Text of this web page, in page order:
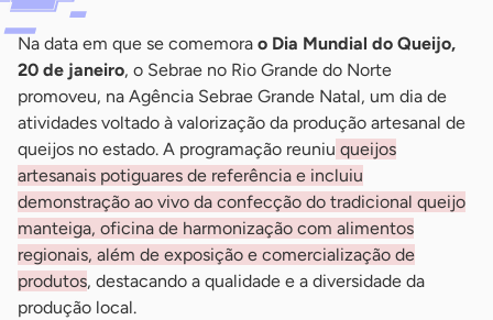
Na data em que se comemora o Dia Mundial do Queijo,
20 de janeiro, o Sebrae no Rio Grande do Norte
promoveu, na Agência Sebrae Grande Natal, um dia de
atividades voltado à valorização da produção artesanal de
queijos no estado. A programação reuniu queijos
artesanais potiguares de referência e incluiu
demonstração ao vivo da confecção do tradicional queijo
manteiga, oficina de harmonização com alimentos
regionais, além de exposição e comercialização de
produtos, destacando a qualidade e a diversidade da
produção local.